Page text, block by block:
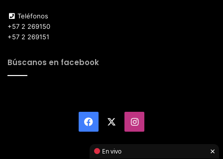
Teléfonos
+57 2 269150
+57 2 269151
Búscanos en facebook
Facebook Instagram
En vivo ×